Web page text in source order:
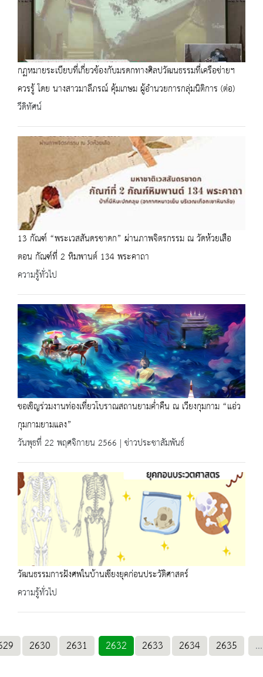
กฏหมายระเบียบที่เกี่ยวข้องกับมรดกทางศิลปวัฒนธรรมที่เครือข่ายฯ
ควรรู้ โดย นางสาวมาลีภรณ์ คุ้มเกษม ผู้อำนวยการกลุ่มนิติการ (ต่อ)
วีดิทัศน์
13 กัณฑ์ “พระเวสสันดรชาดก” ผ่านภาพจิตรกรรม ณ วัดห้วยเสือ
ตอน กัณฑ์ที่ 2 หิมพานต์ 134 พระคาถา
ความรู้ทั่วไป
ขอเชิญร่วมงานท่องเที่ยวโบราณสถานยามค่ำคืน ณ เวียงกุมกาม “แอ่ว
กุมกามยามแลง”
วันพุธที่ 22 พฤศจิกายน 2566 | ข่าวประชาสัมพันธ์
วัฒนธรรมการฝังศพในบ้านเชียงยุคก่อนประวัติศาสตร์
ความรู้ทั่วไป
2630 2631 2632 2633 2634 2635 ...